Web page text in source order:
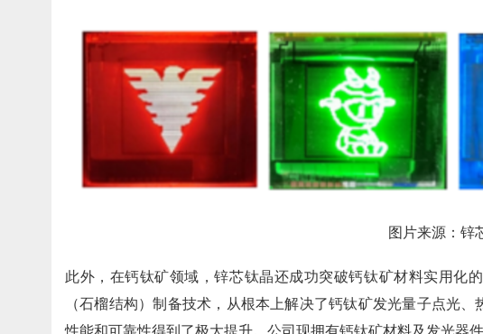
图片来源：锌
此外，在钙钛矿领域，锌芯钛晶还成功突破钙钛矿材料实用化
（石榴结构）制备技术，从根本上解决了钙钛矿发光量子点光